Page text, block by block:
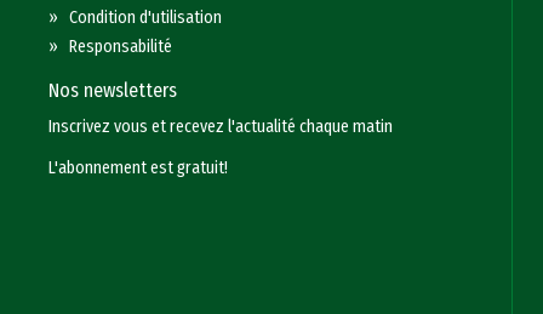
»Condition d'utilisation
»Responsabilité
Nos newsletters
Inscrivez vous et recevez l'actualité chaque matin
L'abonnement est gratuit!